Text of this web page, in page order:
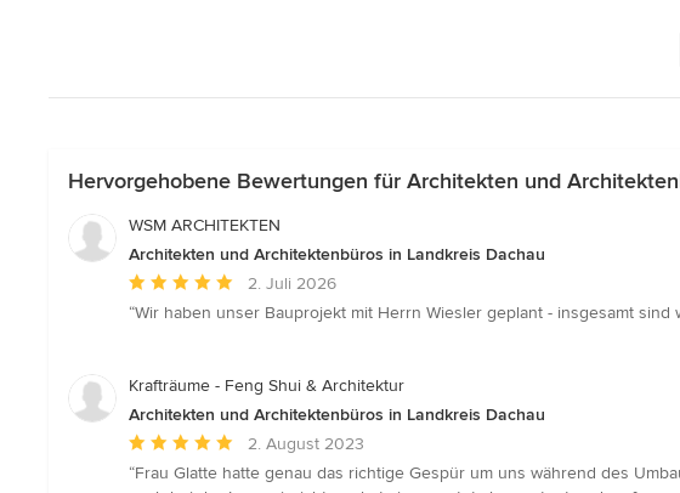
Hervorgehobene Bewertungen für Architekten und
WSM ARCHITEKTEN
Architekten und Architektenbüros in Landkreis Dachau
Durchschnittliche
Bewertung:
5
2. Juli 2026
“Wir haben unser Bauprojekt mit Herrn Wiesler geplant - insgesamt
Krafträume - Feng Shui & Architektur
Architekten und Architektenbüros in Landkreis Dachau
Durchschnittliche
Bewertung:
2. August 2023
“Frau Glatte hatte genau das richtige Gespür um uns während des